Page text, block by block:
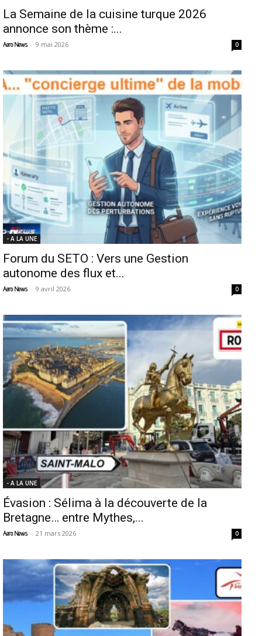
La Semaine de la cuisine turque 2026
annonce son thème :...
Aero News - 9 mai 2026 0
- A LA UNE
Forum du SETO : Vers une Gestion
autonome des flux et...
Aero News - 9 avril 2026 0
- A LA UNE
Évasion : Sélima à la découverte de la
Bretagne… entre Mythes,...
Aero News - 21 mars 2026 0